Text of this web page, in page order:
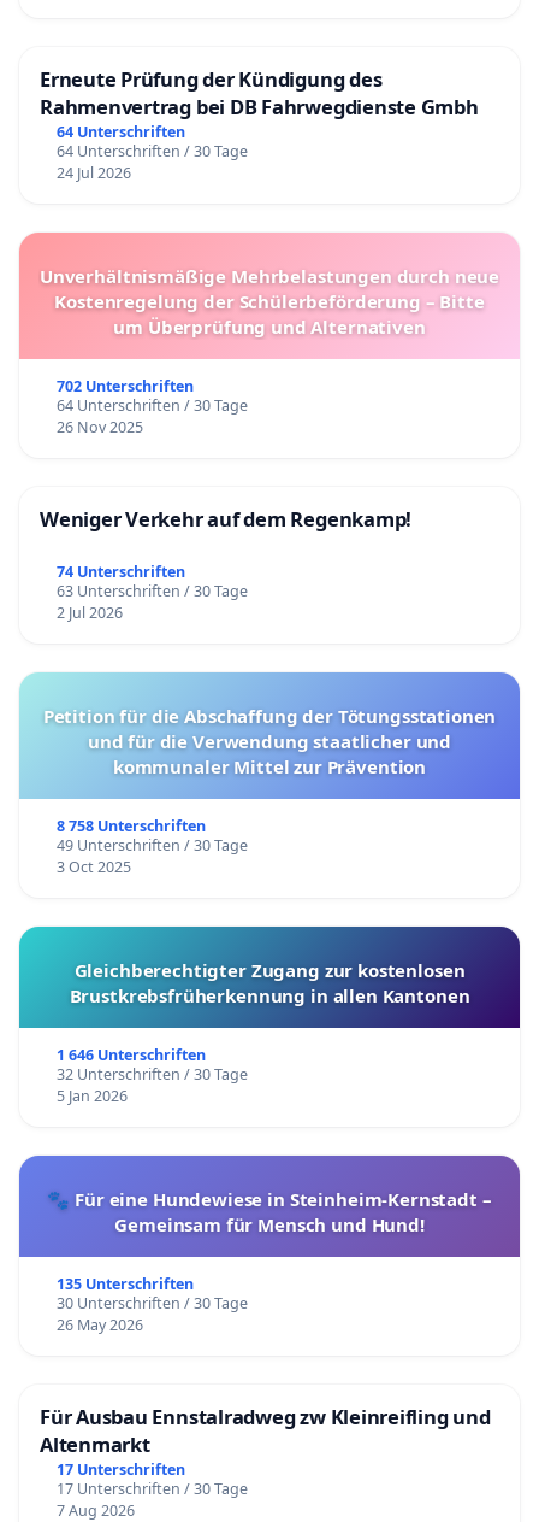
Erneute Prüfung der Kündigung des
Rahmenvertrag bei DB Fahrwegdienste Gmbh
64 Unterschriften
64 Unterschriften / 30 Tage
24 Jul 2026
Unverhältnismäßige Mehrbelastungen durch neue
Kostenregelung der Schülerbeförderung – Bitte
um Überprüfung und Alternativen
702 Unterschriften
64 Unterschriften / 30 Tage
26 Nov 2025
Weniger Verkehr auf dem Regenkamp!
74 Unterschriften
63 Unterschriften / 30 Tage
2 Jul 2026
Petition für die Abschaffung der Tötungsstationen
und für die Verwendung staatlicher und
kommunaler Mittel zur Prävention
8 758 Unterschriften
49 Unterschriften / 30 Tage
3 Oct 2025
Gleichberechtigter Zugang zur kostenlosen
Brustkrebsfrüherkennung in allen Kantonen
1 646 Unterschriften
32 Unterschriften / 30 Tage
5 Jan 2026
🐾 Für eine Hundewiese in Steinheim-Kernstadt –
Gemeinsam für Mensch und Hund!
135 Unterschriften
30 Unterschriften / 30 Tage
26 May 2026
Für Ausbau Ennstalradweg zw Kleinreifling und
Altenmarkt
17 Unterschriften
17 Unterschriften / 30 Tage
7 Aug 2026